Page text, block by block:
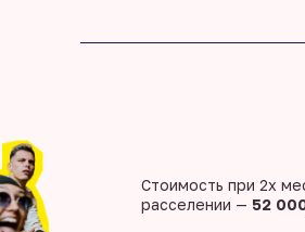
Стоимость при 2х
расселении — 52